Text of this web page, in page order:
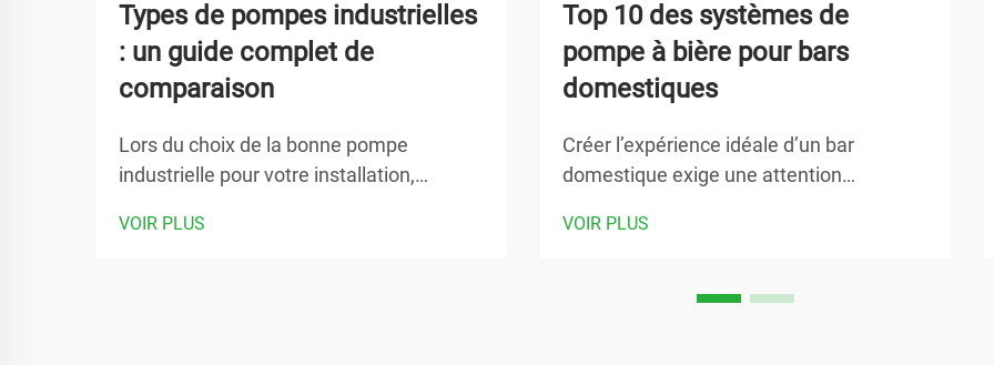
Types de pompes industrielles
: un guide complet de
comparaison
Lors du choix de la bonne pompe
industrielle pour votre installation,
disponibles peut faire la différence entre
VOIR PLUS
Top 10 des systèmes de
pompe à bière pour bars
domestiques
Créer l’expérience idéale d’un bar
domestique exige une attention
capables de fournir des résultats
Parmi les composants les plus essentiels
VOIR PLUS